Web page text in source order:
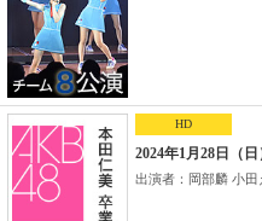
HD
2024年1月28日（
出演者：岡部麟 小田